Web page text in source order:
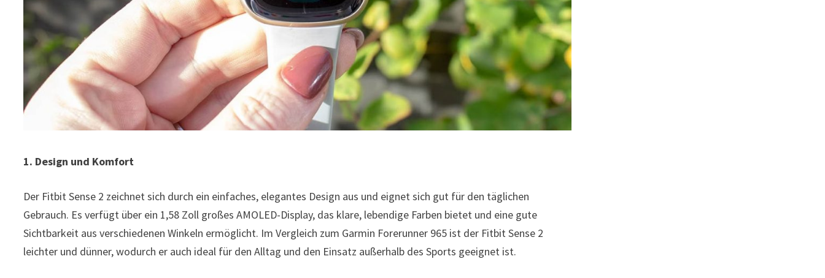
1. Design und Komfort
Der Fitbit Sense 2 zeichnet sich durch ein einfaches, elegantes Design aus und eignet sich gut für den täglichen
Gebrauch. Es verfügt über ein 1,58 Zoll großes AMOLED-Display, das klare, lebendige Farben bietet und eine gute
Sichtbarkeit aus verschiedenen Winkeln ermöglicht. Im Vergleich zum Garmin Forerunner 965 ist der Fitbit Sense 2
leichter und dünner, wodurch er auch ideal für den Alltag und den Einsatz außerhalb des Sports geeignet ist.